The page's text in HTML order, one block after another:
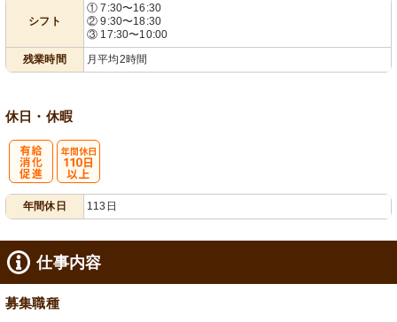
シフト
① 7:30〜16:30
② 9:30〜18:30
③ 17:30〜10:00
残業時間
月平均2時間
休日・休暇
年間休日 113日
仕事内容
募集職種